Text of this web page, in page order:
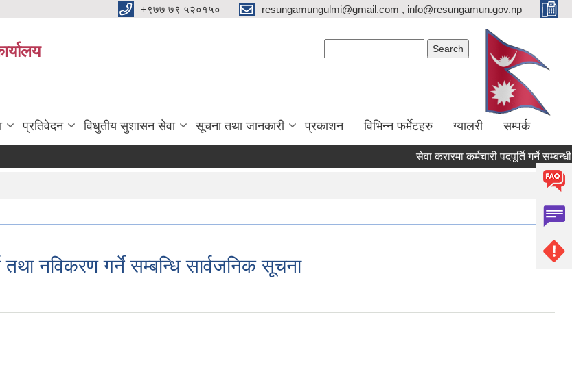
+९७७ ७९ ५२०१५० resungamungulmi@gmail.com , info@resungamun.gov.np
प्रतिवेदन विधुतीय सुशासन सेवा सूचना तथा जानकारी प्रकाशन विभिन्न फर्मेटहरु ग्यालरी सम्पर्क
सेवा करारमा कर्मचारी पदपूर्ति गर्ने सम्बन्धी
तथा नविकरण गर्ने सम्बन्धि सार्वजनिक सूचना